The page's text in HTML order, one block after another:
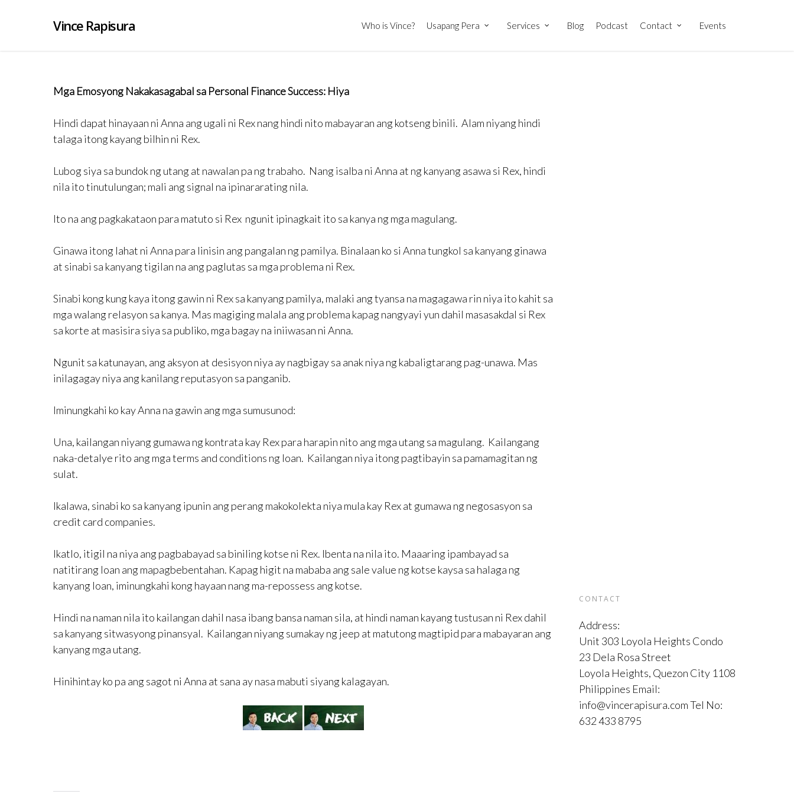
Vince Rapisura Who is Vince? Usapang Pera Services Blog Podcast Contact Events
Mga Emosyong Nakakasagabal sa Personal Finance Success: Hiya
Hindi dapat hinayaan ni Anna ang ugali ni Rex nang hindi nito mabayaran ang kotseng binili. Alam niyang hindi
talaga itong kayang bilhin ni Rex.
Lubog siya sa bundok ng utang at nawalan pa ng trabaho. Nang isalba ni Anna at ng kanyang asawa si Rex, hindi
nila ito tinutulungan; mali ang signal na ipinararating nila.
Ito na ang pagkakataon para matuto si Rex ngunit ipinagkait ito sa kanya ng mga magulang.
Ginawa itong lahat ni Anna para linisin ang pangalan ng pamilya. Binalaan ko si Anna tungkol sa kanyang ginawa
at sinabi sa kanyang tigilan na ang paglutas sa mga problema ni Rex.
Sinabi kong kung kaya itong gawin ni Rex sa kanyang pamilya, malaki ang tyansa na magagawa rin niya ito kahit sa
mga walang relasyon sa kanya. Mas magiging malala ang problema kapag nangyayi yun dahil masasakdal si Rex
sa korte at masisira siya sa publiko, mga bagay na iniiwasan ni Anna.
Ngunit sa katunayan, ang aksyon at desisyon niya ay nagbigay sa anak niya ng kabaligtarang pag-unawa. Mas
inilagagay niya ang kanilang reputasyon sa panganib.
Iminungkahi ko kay Anna na gawin ang mga sumusunod:
Una, kailangan niyang gumawa ng kontrata kay Rex para harapin nito ang mga utang sa magulang. Kailangang
naka-detalye rito ang mga terms and conditions ng loan. Kailangan niya itong pagtibayin sa pamamagitan ng
sulat.
Ikalawa, sinabi ko sa kanyang ipunin ang perang makokolekta niya mula kay Rex at gumawa ng negosasyon sa
credit card companies.
Ikatlo, itigil na niya ang pagbabayad sa biniling kotse ni Rex. Ibenta na nila ito. Maaaring ipambayad sa
natitirang loan ang mapagbebentahan. Kapag higit na mababa ang sale value ng kotse kaysa sa halaga ng
kanyang loan, iminungkahi kong hayaan nang ma-repossess ang kotse.
Hindi na naman nila ito kailangan dahil nasa ibang bansa naman sila, at hindi naman kayang tustusan ni Rex dahil
sa kanyang sitwasyong pinansyal. Kailangan niyang sumakay ng jeep at matutong magtipid para mabayaran ang
kanyang mga utang.
Hinihintay ko pa ang sagot ni Anna at sana ay nasa mabuti siyang kalagayan.
CONTACT
Address:
Unit 303 Loyola Heights Condo
23 Dela Rosa Street
Loyola Heights, Quezon City 1108
Philippines Email:
info@vincerapisura.com Tel No:
632 433 8795